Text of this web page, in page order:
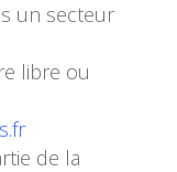
un secteur
libre ou
de la